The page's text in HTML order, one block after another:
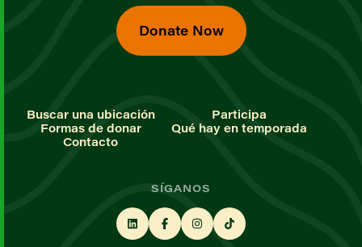
Donate Now
Buscar una ubicación
Participa
Formas de donar
Qué hay en temporada
Contacto
SÍGANOS